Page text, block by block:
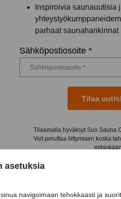
asetuksia
navigoimaan tehokkaasti ja
Inspiroivia saunauutisia
parhaat saunahankinnat
Sähköpostiosoite *
Tilaa
Tilaamalla hyväksyt Sun Sauna
Voit peruttaa liittymisen koska
mihinkään.